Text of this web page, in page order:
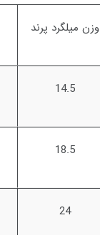
وزن میلگرد پرند
14.5
18.5
24